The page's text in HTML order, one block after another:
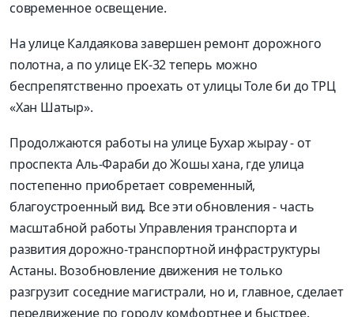
современное освещение.
На улице Калдаякова завершен ремонт дорожного
полотна, а по улице ЕК-32 теперь можно
беспрепятственно проехать от улицы Толе би до ТРЦ
«Хан Шатыр».
Продолжаются работы на улице Бухар жырау - от
проспекта Аль-Фараби до Жошы хана, где улица
постепенно приобретает современный,
благоустроенный вид. Все эти обновления - часть
масштабной работы Управления транспорта и
развития дорожно-транспортной инфраструктуры
Астаны. Возобновление движения не только
разгрузит соседние магистрали, но и, главное, сделает
передвижение по городу комфортнее и быстрее.